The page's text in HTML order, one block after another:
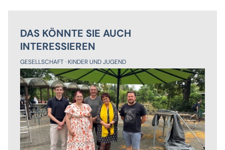
DAS KÖNNTE SIE AUCH
INTERESSIEREN
GESELLSCHAFT KINDER UND JUGEND